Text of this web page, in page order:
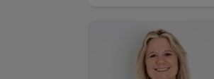
Docteur Isabelle FAIDER